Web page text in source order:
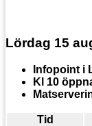
Lördag 15
Infopoint i
Kl 10
Tid